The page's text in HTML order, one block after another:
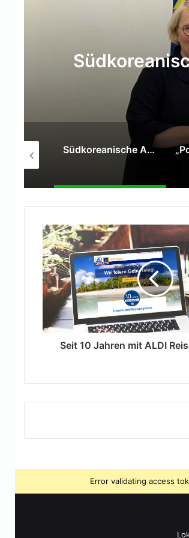
Südkoreanische Abgeordnete zu Gast im BMAS
Seit 10 Jahren mit ALDI
Error validating access